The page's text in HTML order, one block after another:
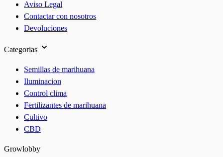
Aviso Legal
Contactar con nosotros
Devoluciones
Categorias
Semillas de marihuana
Iluminacion
Control clima
Fertilizantes de marihuana
Cultivo
CBD
Growlobby